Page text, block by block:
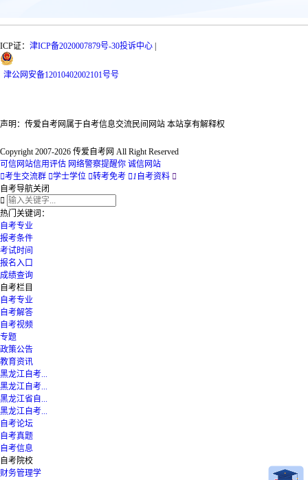
ICP证： 津ICP备2020007879号-30投诉中心
津公网安备12010402002101号号
声明：传爱自考网属于自考信息交流民间网站 本站享有解释权
Copyright 2007-2026 传爱自考网 All Right Reserved
可信网站信用评估 网络警察提醒你 诚信网站
考生交流群 学士学位 转考免考 1 自考资料 
自考导航关闭

热门关键词：
自考专业
报考条件
考试时间
报名入口
成绩查询
自考栏目
自考专业
自考解答
自考视频
专题
政策公告
教育资讯
黑龙江自考...
黑龙江自考...
黑龙江省自...
黑龙江自考...
自考论坛
自考真题
自考信息
自考院校
财务管理学